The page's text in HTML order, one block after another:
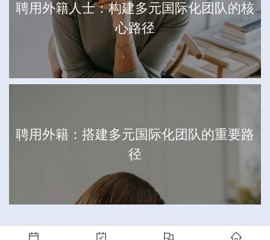
聘用外籍人士：构建多元国际化团队的核
心路径
聘用外籍：搭建多元国际化团队的重要路
径